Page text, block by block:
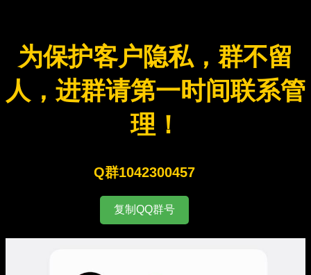
为保护客户隐私，群不留
人，进群请第一时间联系管
理！
Q群1042300457
复制QQ群号